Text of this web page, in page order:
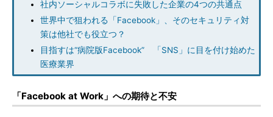
社内ソーシャルコラボに失敗した企業の4つの共通点
世界中で狙われる「Facebook」、そのセキュリティ対
策は他社でも役立つ？
目指すは“病院版Facebook” 「SNS」に目を付け始めた
医療業界
「Facebook at Work」への期待と不安